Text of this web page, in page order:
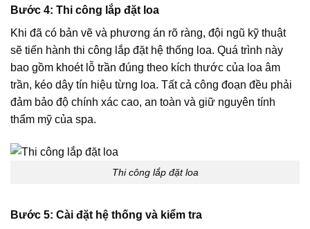
Bước 4: Thi công lắp đặt loa
Khi đã có bản vẽ và phương án rõ ràng, đội ngũ kỹ thuật
sẽ tiến hành thi công lắp đặt hệ thống loa. Quá trình này
bao gồm khoét lỗ trần đúng theo kích thước của loa âm
trần, kéo dây tín hiệu từng loa. Tất cả công đoạn đều phải
đảm bảo độ chính xác cao, an toàn và giữ nguyên tính
thẩm mỹ của spa.
Thi công lắp đặt loa
Bước 5: Cài đặt hệ thống và kiểm tra